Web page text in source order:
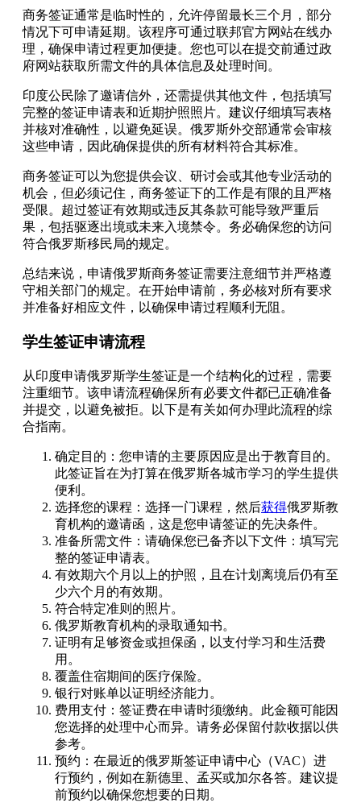
商务签证通常是临时性的，允许停留最长三个月，部分
情况下可申请延期。该程序可通过联邦官方网站在线办
理，确保申请过程更加便捷。您也可以在提交前通过政
府网站获取所需文件的具体信息及处理时间。
印度公民除了邀请信外，还需提供其他文件，包括填写
完整的签证申请表和近期护照照片。建议仔细填写表格
并核对准确性，以避免延误。俄罗斯外交部通常会审核
这些申请，因此确保提供的所有材料符合其标准。
商务签证可以为您提供会议、研讨会或其他专业活动的
机会，但必须记住，商务签证下的工作是有限的且严格
受限。超过签证有效期或违反其条款可能导致严重后
果，包括驱逐出境或未来入境禁令。务必确保您的访问
符合俄罗斯移民局的规定。
总结来说，申请俄罗斯商务签证需要注意细节并严格遵
守相关部门的规定。在开始申请前，务必核对所有要求
并准备好相应文件，以确保申请过程顺利无阻。
学生签证申请流程
从印度申请俄罗斯学生签证是一个结构化的过程，需要
注重细节。该申请流程确保所有必要文件都已正确准备
并提交，以避免被拒。以下是有关如何办理此流程的综
合指南。
确定目的：您申请的主要原因应是出于教育目的。
此签证旨在为打算在俄罗斯各城市学习的学生提供
便利。
选择您的课程：选择一门课程，然后获得俄罗斯教
育机构的邀请函，这是您申请签证的先决条件。
准备所需文件：请确保您已备齐以下文件：填写完
整的签证申请表。
有效期六个月以上的护照，且在计划离境后仍有至
少六个月的有效期。
符合特定准则的照片。
俄罗斯教育机构的录取通知书。
证明有足够资金或担保函，以支付学习和生活费
用。
覆盖住宿期间的医疗保险。
银行对账单以证明经济能力。
费用支付：签证费在申请时须缴纳。此金额可能因
您选择的处理中心而异。请务必保留付款收据以供
参考。
预约：在最近的俄罗斯签证申请中心（VAC）进
行预约，例如在新德里、孟买或加尔各答。建议提
前预约以确保您想要的日期。